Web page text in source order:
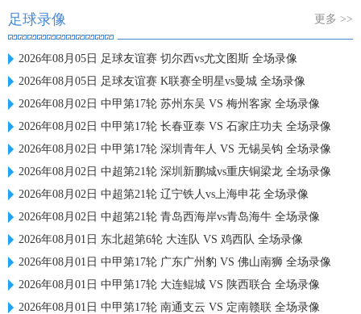
足球录像 更多 >>
2026年08月05日 足球友谊赛 切尔西vs尤文图斯 全场录像
2026年08月05日 足球友谊赛 K联赛全明星vs曼城 全场录像
2026年08月02日 中甲第17轮 苏州东吴 VS 梅州客家 全场录像
2026年08月02日 中甲第17轮 长春亚泰 VS 石家庄功夫 全场录像
2026年08月02日 中甲第17轮 深圳青年人 VS 无锡吴钩 全场录像
2026年08月02日 中超第21轮 深圳新鹏城vs重庆铜梁龙 全场录像
2026年08月02日 中超第21轮 辽宁铁人vs上海申花 全场录像
2026年08月02日 中超第21轮 青岛西海岸vs青岛海牛 全场录像
2026年08月01日 东北超第6轮 大连队 VS 鸡西队 全场录像
2026年08月01日 中甲第17轮 广东广州豹 VS 佛山南狮 全场录像
2026年08月01日 中甲第17轮 大连鲲城 VS 陕西联合 全场录像
2026年08月01日 中甲第17轮 南通支云 VS 定南赣联 全场录像